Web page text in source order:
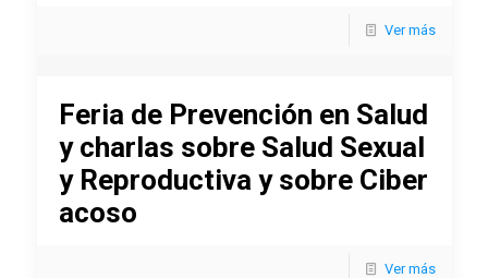
Ver más
Feria de Prevención en Salud
y charlas sobre Salud Sexual
y Reproductiva y sobre Ciber
acoso
Ver más